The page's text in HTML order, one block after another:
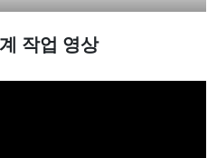
작업 영상